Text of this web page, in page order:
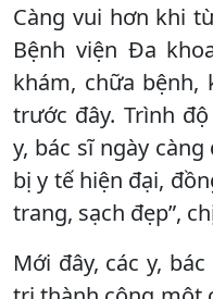
Càng vui hơn khi
Bệnh viện Đa
khám, chữa bệnh,
trước đây. Trình
y, bác sĩ ngày
bị y tế hiện đại,
trang, sạch đẹp”,
Mới đây, các y,